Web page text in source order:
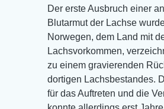
Der erste Ausbruch einer
Blutarmut der Lachse
Norwegen, dem Land mit
Lachsvorkommen,
zu einem gravierenden
dortigen Lachsbestandes.
für das Auftreten und die